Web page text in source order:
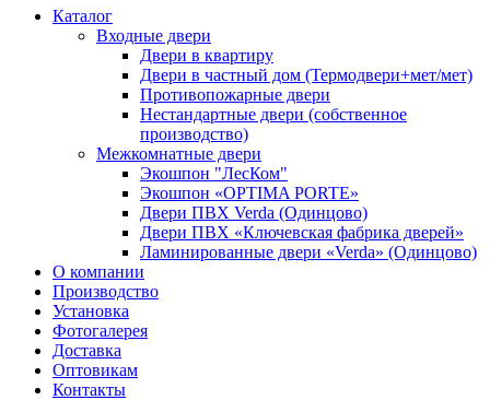
Каталог
Входные двери
Двери в квартиру
Двери в частный дом (Термодвери+мет/мет)
Противопожарные двери
Нестандартные двери (собственное
производство)
Межкомнатные двери
Экошпон "ЛесКом"
Экошпон «OPTIMA PORTE»
Двери ПВХ Verda (Одинцово)
Двери ПВХ «Ключевская фабрика дверей»
Ламинированные двери «Verda» (Одинцово)
О компании
Производство
Установка
Фотогалерея
Доставка
Оптовикам
Контакты